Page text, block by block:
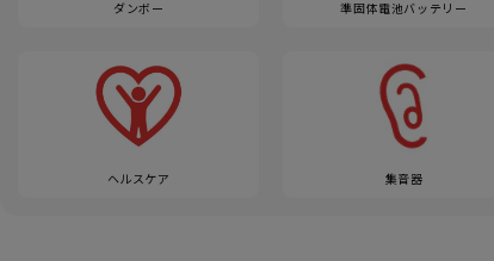
ダンボー 準固体電池バッテリー
ヘルスケア 集音器